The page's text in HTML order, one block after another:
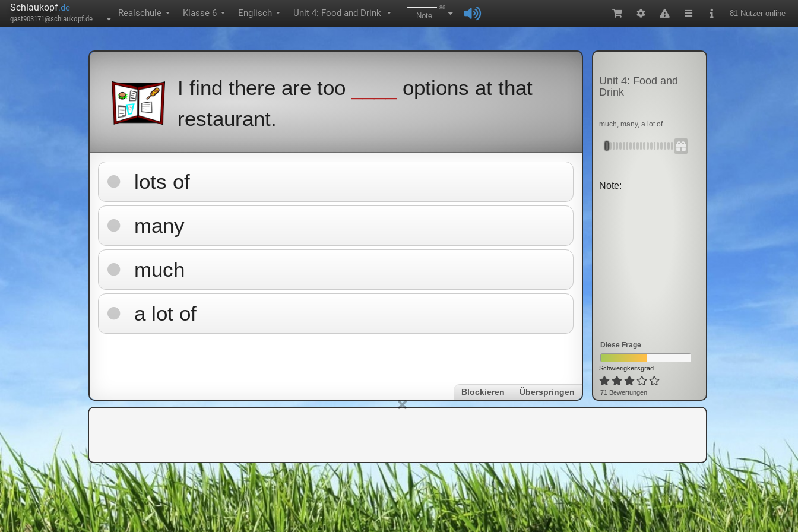
Schlaukopf.de
gast903171@schlaukopf.de ▼
Realschule ▼ Klasse 6 ▼ Englisch ▼ Unit 4: Food and Drink ▼
86
Note 81 Nutzer online
I find there are too
options at that
restaurant.
lots of
many
much
a lot of
Blockieren Überspringen
Unit 4: Food and
Drink
much, many, a lot of
Note:
Diese Frage
Schwierigkeitsgrad
71 Bewertungen